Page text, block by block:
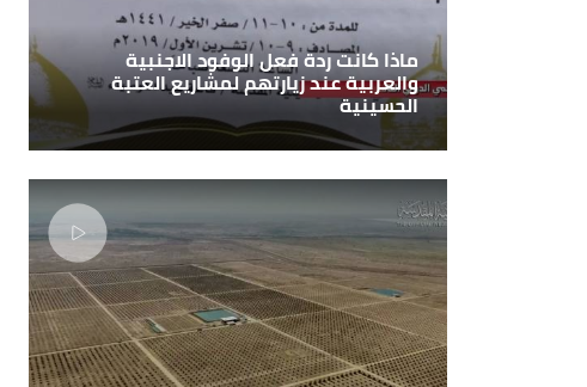
ماذا كانت ردة فعل الوفود الاجنبية
والعربية عند زيارتهم لمشاريع العتبة
الحسينية